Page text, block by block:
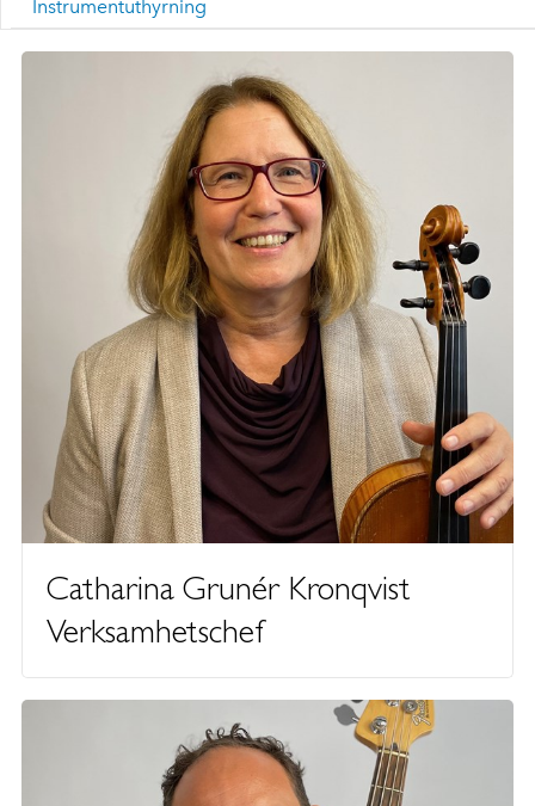
Instrumentuthyrning
Catharina Grunér Kronqvist
Verksamhetschef